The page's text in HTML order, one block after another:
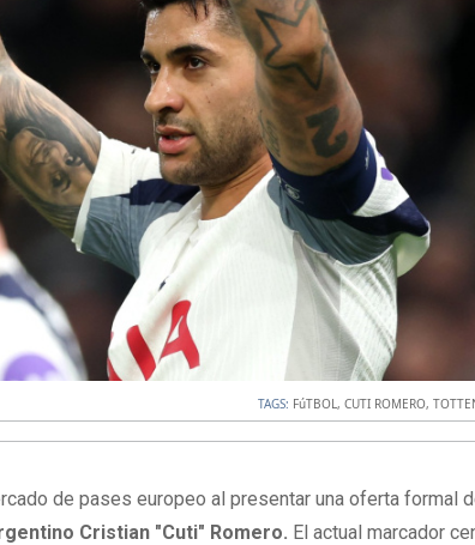
TAGS: FúTBOL,CUTI ROMERO,
de pases europeo al presentar una oferta formal
Cristian "Cuti" Romero. El actual marcador